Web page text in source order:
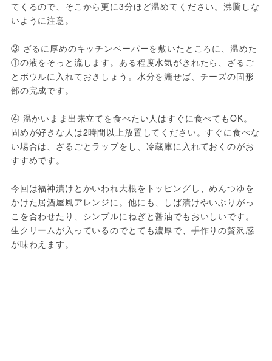
てくるので、そこから更に3分ほど温めてください。沸騰しな
いように注意。
③ ざるに厚めのキッチンペーパーを敷いたところに、温めた
①の液をそっと流します。ある程度水気がきれたら、ざるご
とボウルに入れておきしょう。水分を漉せば、チーズの固形
部の完成です。
④ 温かいまま出来立てを食べたい人はすぐに食べてもOK。
固めが好きな人は2時間以上放置してください。すぐに食べな
い場合は、ざるごとラップをし、冷蔵庫に入れておくのがお
すすめです。
今回は福神漬けとかいわれ大根をトッピングし、めんつゆを
かけた居酒屋風アレンジに。他にも、しば漬けやいぶりがっ
こを合わせたり、シンプルにねぎと醤油でもおいしいです。
生クリームが入っているのでとても濃厚で、手作りの贅沢感
が味わえます。